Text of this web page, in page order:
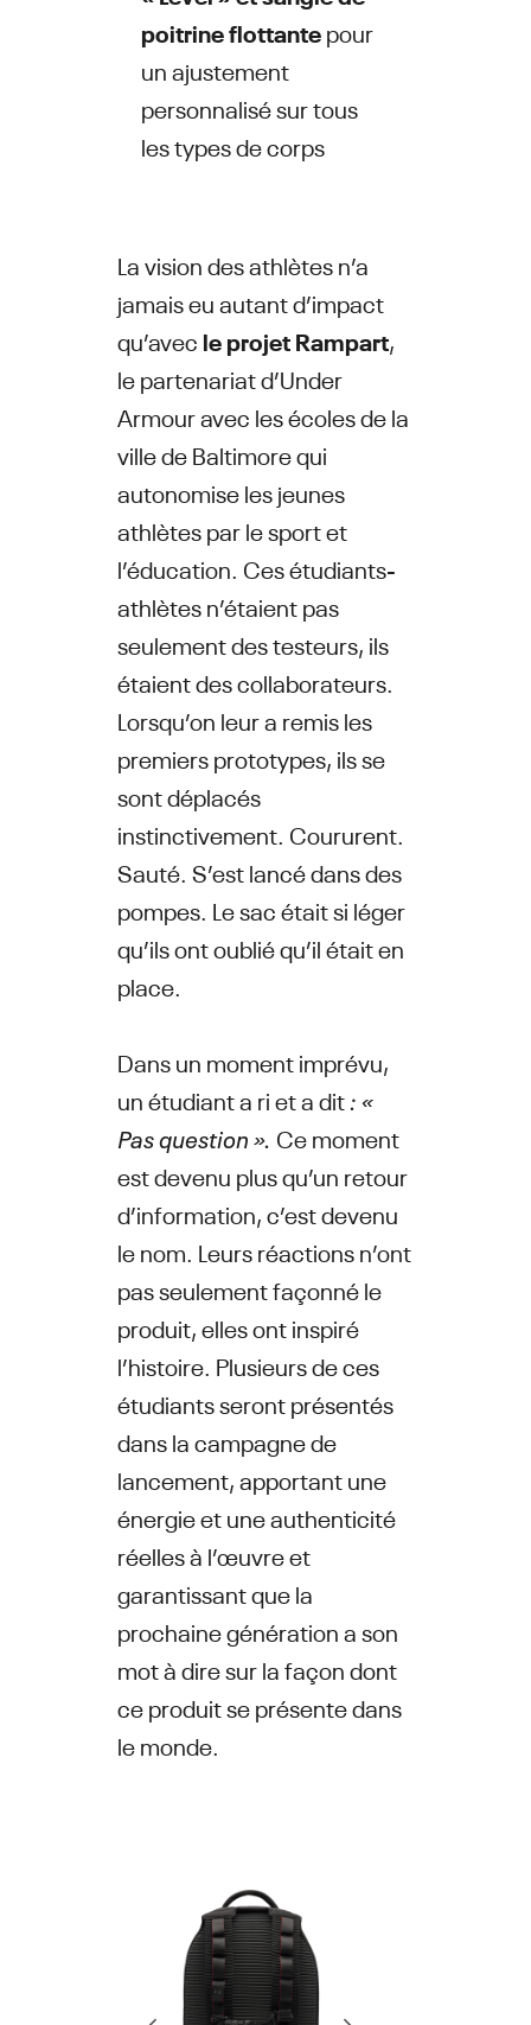
poitrine flottantepour
un ajustement
personnalisé sur tous
les types de corps
La vision des athlètes n’a
jamais eu autant d’impact
qu’avec le projet Rampart,
le partenariat d’Under
Armour avec les écoles de la
ville de Baltimore qui
autonomise les jeunes
athlètes par le sport et
l’éducation. Ces étudiants-
athlètes n’étaient pas
seulement des testeurs, ils
étaient des collaborateurs.
Lorsqu’on leur a remis les
premiers prototypes, ils se
sont déplacés
instinctivement. Coururent.
Sauté. S’est lancé dans des
pompes. Le sac était si léger
qu’ils ont oublié qu’il était en
place.
Dans un moment imprévu,
un étudiant a ri et a dit: «
Pas question ». Ce moment
est devenu plus qu’un retour
d’information, c’est devenu
le nom. Leurs réactions n’ont
pas seulement façonné le
produit, elles ont inspiré
l’histoire. Plusieurs de ces
étudiants seront présentés
dans la campagne de
lancement, apportant une
énergie et une authenticité
réelles à l’œuvre et
garantissant que la
prochaine génération a son
mot à dire sur la façon dont
ce produit se présente dans
le monde.